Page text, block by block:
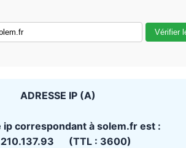
Vérifier
ADRESSE IP (A)
ip correspondant à solem.fr est :
(TTL : 3600)